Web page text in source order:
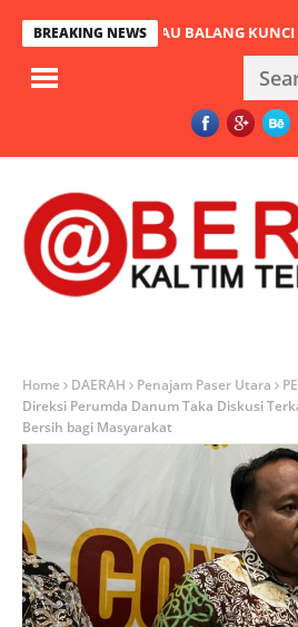
BREAKING NEWS
PULAU BALANG KUNCI
Home DAERAH Penajam Paser Utara
Direksi Perumda Danum Taka Diskusi
Bersih bagi Masyarakat